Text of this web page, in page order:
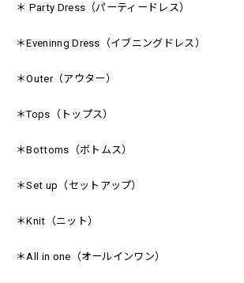
＊ Party Dress（パーティードレス）
＊Eveninng Dress（イブニングドレス）
＊Outer（アウター）
＊Tops（トップス）
＊Bottoms（ボトムス）
＊Set up（セットアップ）
＊Knit（ニット）
＊All in one（オールインワン）